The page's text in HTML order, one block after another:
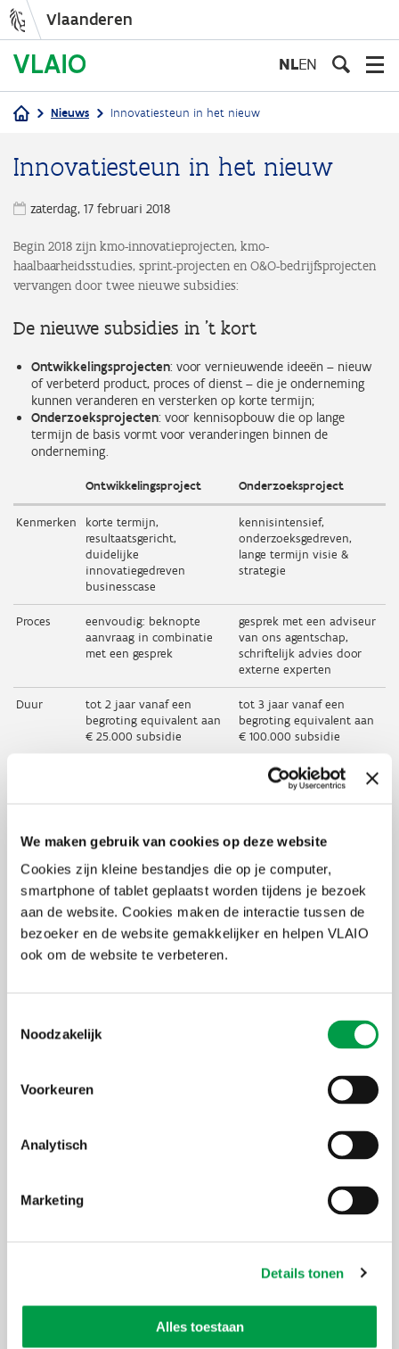
We maken gebruik van cookies op deze website
Cookies zijn kleine bestandjes die op je computer,
smartphone of tablet geplaatst worden tijdens je bezoek
aan de website. Cookies maken de interactie tussen de
bezoeker en de website gemakkelijker en helpen VLAIO
ook om de website te verbeteren.
Noodzakelijk
Voorkeuren
Analytisch
Marketing
Details tonen
Alles toestaan
Vlaanderen
NLEN
Nieuws Innovatiesteun in het nieuw
Innovatiesteun in het nieuw
zaterdag, 17 februari 2018
Begin 2018 zijn kmo-innovatieprojecten, kmo-
haalbaarheidsstudies, sprint-projecten en O&O-bedrijfsprojecten
vervangen door twee nieuwe subsidies:
De nieuwe subsidies in 't kort
Ontwikkelingsprojecten: voor vernieuwende ideeën – nieuw
of verbeterd product, proces of dienst – die je onderneming
kunnen veranderen en versterken op korte termijn;
Onderzoeksprojecten: voor kennisopbouw die op lange
termijn de basis vormt voor veranderingen binnen de
onderneming.
Ontwikkelingsproject Onderzoeksproject
Kenmerken
korte termijn,
resultaatsgericht,
duidelijke
innovatiegedreven
businesscase
kennisintensief,
onderzoeksgedreven,
lange termijn visie &
strategie
Proces
eenvoudig: beknopte
aanvraag in combinatie
met een gesprek
gesprek met een adviseur
van ons agentschap,
schriftelijk advies door
externe experten
Duur
tot 2 jaar vanaf een
begroting equivalent aan
€ 25.000 subsidie
tot 3 jaar vanaf een
begroting equivalent aan
€ 100.000 subsidie
van € 25.000
25 tot 60 % van de
projectbegroting, met
subsidie van € 100.000
Voor wie?
Zowel kmo’s als grote ondernemingen komen voor de beide
subsidies in aanmerking.
Accepteer marketing-cookies
om deze inhoud te